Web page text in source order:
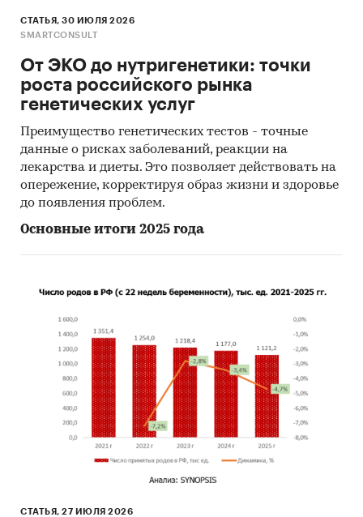
СТАТЬЯ, 30 ИЮЛЯ 2026
SMARTCONSULT
От ЭКО до нутригенетики: точки
роста российского рынка
генетических услуг
Преимущество генетических тестов - точные
данные о рисках заболеваний, реакции на
лекарства и диеты. Это позволяет действовать на
опережение, корректируя образ жизни и здоровье
до появления проблем.
Основные итоги 2025 года
СТАТЬЯ, 27 ИЮЛЯ 2026